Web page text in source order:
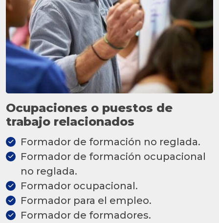
Ocupaciones o puestos de
trabajo relacionados
Formador de formación no reglada.
Formador de formación ocupacional
no reglada.
Formador ocupacional.
Formador para el empleo.
Formador de formadores.